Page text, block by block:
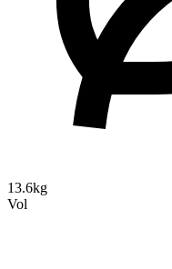
13.6kg
Vol